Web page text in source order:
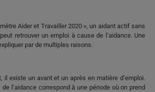
Aider et Travailler 2020 », un aidant actif sans
retrouver un emploi à cause de l’aidance. Une
par de multiples raisons.
il existe un avant et un après en matière d’emploi.
de l’aidance correspond à une période où on prend